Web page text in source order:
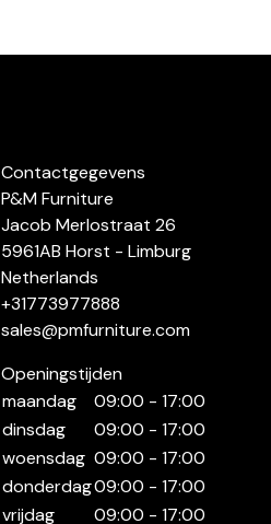
Contactgegevens
P&M Furniture
Jacob Merlostraat 26
5961AB Horst - Limburg
Netherlands
+31773977888
sales@pmfurniture.com
Openingstijden
maandag
09:00 - 17:00
dinsdag
09:00 - 17:00
woensdag 09:00 - 17:00
donderdag09:00 - 17:00
vrijdag
09:00 - 17:00